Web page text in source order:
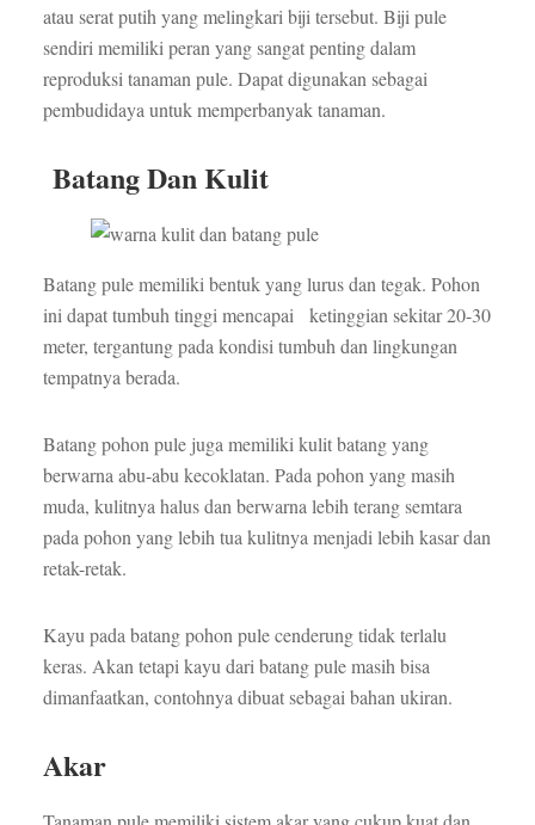
atau serat putih yang melingkari biji tersebut. Biji pule
sendiri memiliki peran yang sangat penting dalam
reproduksi tanaman pule. Dapat digunakan sebagai
pembudidaya untuk memperbanyak tanaman.
Batang Dan Kulit
Batang pule memiliki bentuk yang lurus dan tegak. Pohon
ini dapat tumbuh tinggi mencapai ketinggian sekitar 20-30
meter, tergantung pada kondisi tumbuh dan lingkungan
tempatnya berada.
Batang pohon pule juga memiliki kulit batang yang
berwarna abu-abu kecoklatan. Pada pohon yang masih
muda, kulitnya halus dan berwarna lebih terang semtara
pada pohon yang lebih tua kulitnya menjadi lebih kasar dan
retak-retak.
Kayu pada batang pohon pule cenderung tidak terlalu
keras. Akan tetapi kayu dari batang pule masih bisa
dimanfaatkan, contohnya dibuat sebagai bahan ukiran.
Akar